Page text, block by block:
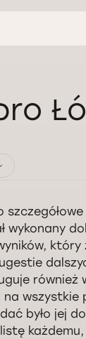
wykonany
było jej